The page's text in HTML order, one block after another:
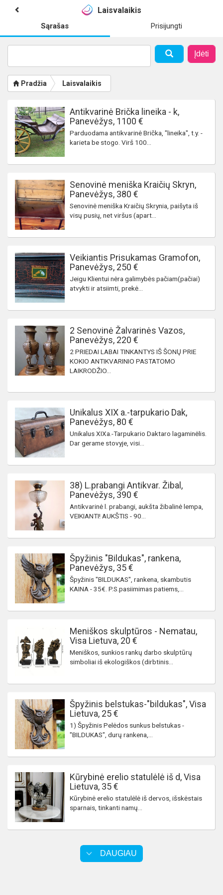
Laisvalaikis
Sąrašas Prisijungti
Įdėti
Pradžia Laisvalaikis
Antikvarinė Brička lineika - k,
Panevėžys, 1100 €
Parduodama antikvarinė Brička, "lineika", t.y. -
karieta be stogo. Virš 100...
Senovinė meniška Kraičių Skryn,
Panevėžys, 380 €
Senovinė meniška Kraičių Skrynia, paišyta iš
visų pusių, net viršus (apart...
Veikiantis Prisukamas Gramofon,
Panevėžys, 250 €
Jeigu Klientui nėra galimybės pačiam(pačiai)
atvykti ir atsiimti, prekė...
2 Senovinė Žalvarinės Vazos,
Panevėžys, 220 €
2 PRIEDAI LABAI TINKANTYS IŠ ŠONŲ PRIE
KOKIO ANTIKVARINIO PASTATOMO
LAIKRODŽIO...
Unikalus XIX a.-tarpukario Dak,
Panevėžys, 80 €
Unikalus XIXa.-Tarpukario Daktaro lagaminėlis.
Dar gerame stovyje, visi...
38) L.prabangi Antikvar. Žibal,
Panevėžys, 390 €
Antikvarinė l. prabangi, aukšta žibalinė lempa,
VEIKIANTI! AUKŠTIS - 90...
Špyžinis "Bildukas", rankena,
Panevėžys, 35 €
Špyžinis "BILDUKAS", rankena, skambutis
KAINA - 35€. P.S.pasiimimas patiems,...
Meniškos skulptūros - Nematau,
Visa Lietuva, 20 €
Meniškos, sunkios rankų darbo skulptūrų
simboliai iš ekologiškos (dirbtinis...
Špyžinis belstukas-"bildukas", Visa
Lietuva, 25 €
1) Špyžinis Pelėdos sunkus belstukas -
"BILDUKAS", durų rankena,...
Kūrybinė erelio statulėlė iš d, Visa
Lietuva, 35 €
Kūrybinė erelio statulėlė iš dervos, išskėstais
sparnais, tinkanti namų...
DAUGIAU